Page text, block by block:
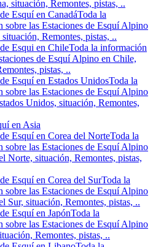
situación, Remontes, pistas, ..
Esquí en CanadáToda la
sobre las Estaciones de Esquí Alpino
situación, Remontes, pistas, ..
Esqui en ChileToda la información
de Esquí Alpino en Chile,
pistas, ..
Esquí en Estados UnidosToda la
sobre las Estaciones de Esquí Alpino
Unidos, situación, Remontes,
en Asia
Esquí en Corea del NorteToda la
sobre las Estaciones de Esquí Alpino
Norte, situación, Remontes, pistas,
Esquí en Corea del SurToda la
sobre las Estaciones de Esquí Alpino
Sur, situación, Remontes, pistas, ..
Esquí en JapónToda la
sobre las Estaciones de Esquí Alpino
Remontes, pistas, ..